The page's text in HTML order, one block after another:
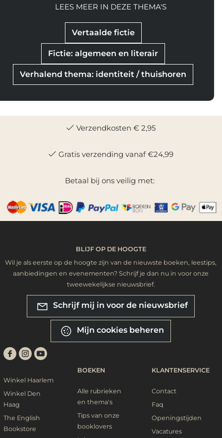
Vertaalde fictie
Fictie: algemeen en literair
Verhalend thema: identiteit / thuishoren
LEES MEER IN DEZE THEMA'S
Verzendkosten € 2,95
Gratis verzending vanaf €24,99
Betaal bij ons veilig met:
BLIJF OP DE HOOGTE
Wil je als eerste op de hoogte zijn van de nieuwste boeken, leestips,
aanbiedingen en evenementen? Schrijf je dan nu in voor onze
tweewekelijkse nieuwsbrief.
Schrijf mij in voor de nieuwsbrief
Mijn cookies beheren
Winkel Haarlem
Winkel Den
Haag
The English
Bookstore
BOEKEN
Alle rubrieken
en thema's
Tips van onze
booklovers
KLANTENSERVICE
Contact
Faq
Openingstijden
Vacatures